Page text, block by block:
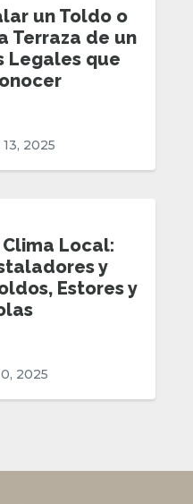
un Toldo o
Terraza de un
Legales que
2025
Local:
y
Estores y
2025